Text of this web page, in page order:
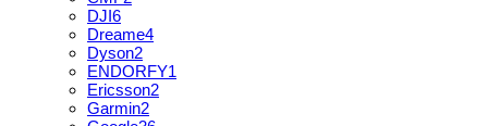
DJI6
Dreame4
Dyson2
ENDORFY1
Ericsson2
Garmin2